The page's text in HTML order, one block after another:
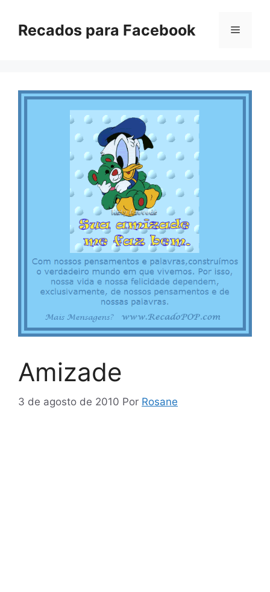
paraRecados para Facebook Menu
Amizade
3 de agosto de 2010 Por Rosane